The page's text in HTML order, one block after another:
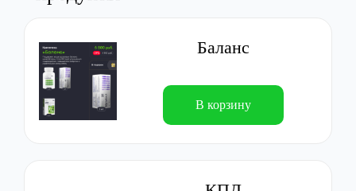
Баланс
В корзину